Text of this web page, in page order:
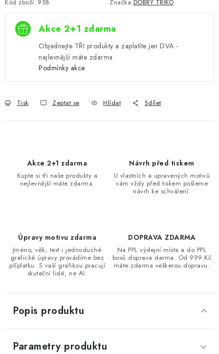
Kód zboží: 958 Značka:DOBRÝ TRIKO
Akce 2+1 zdarma
Objednejte TŘI produkty a zaplatíte jen DVA -
nejlevnější máte zdarma.
Podmínky akce
Tisk Zeptat se Hlídat Sdílet
Akce 2+1 zdarma
Kupte si tři naše produkty a
nejlevnější máte zdarma.
Návrh před tiskem
U vlastních a upravených motivů
vám vždy před tiskem pošleme
návrh ke schválení.
Úpravy motivu zdarma
Jméno, věk, text i jednoduché
grafické úpravy provádíme bez
příplatku. S vaší grafikou pracují
skuteční lidé, ne AI.
DOPRAVA ZDARMA
Na PPL výdejní místa a do PPL
boxů doprava darma. Od 999 Kč
máte zdarma veškerou dopravu.
Popis produktu
Parametry produktu